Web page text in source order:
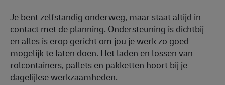
Je bent zelfstandig onderweg, maar staat altijd in
contact met de planning. Ondersteuning is dichtbij
en alles is erop gericht om jou je werk zo goed
mogelijk te laten doen. Het laden en lossen van
rolcontainers, pallets en pakketten hoort bij je
dagelijkse werkzaamheden.